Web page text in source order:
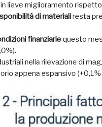
lieve miglioramento
di materialiresta
finanziariequesto
nella rilevazione di
appena espansivo (+0,1%